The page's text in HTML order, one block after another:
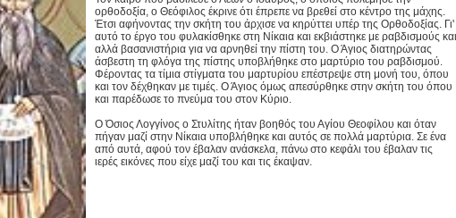
ορθοδοξία, ο Θεόφιλος έκρινε ότι έπρεπε να βρεθεί στο κέντρο της μάχης.
Έτσι αφήνοντας την σκήτη του άρχισε να κηρύττει υπέρ της Ορθοδοξίας. Γι'
αυτό το έργο του φυλακίσθηκε στη Νίκαια και εκβιάστηκε με ραβδισμούς και
αλλά βασανιστήρια για να αρνηθεί την πίστη του. Ο Άγιος διατηρώντας
άσβεστη τη φλόγα της πίστης υποβλήθηκε στο μαρτύριο του ραβδισμού.
Φέροντας τα τίμια στίγματα του μαρτυρίου επέστρεψε στη μονή του, όπου
και τον δέχθηκαν με τιμές. Ο Άγιος όμως απεσύρθηκε στην σκήτη του όπου
και παρέδωσε το πνεύμα του στον Κύριο.
Ο Όσιος Λογγίνος ο Στυλίτης ήταν βοηθός του Αγίου Θεοφίλου και όταν
πήγαν μαζί στην Νίκαια υποβλήθηκε και αυτός σε πολλά μαρτύρια. Σε ένα
από αυτά, αφού τον έβαλαν ανάσκελα, πάνω στο κεφάλι του έβαλαν τις
ιερές εικόνες που είχε μαζί του και τις έκαψαν.